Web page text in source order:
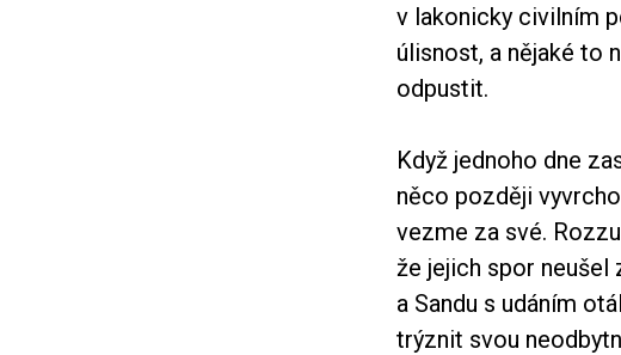
v lakonicky civilním
úlisnost, a nějaké to
odpustit.
Když jednoho dne
něco později
vezme za své.
že jejich spor neušel
a Sandu s udáním
trýznit svou